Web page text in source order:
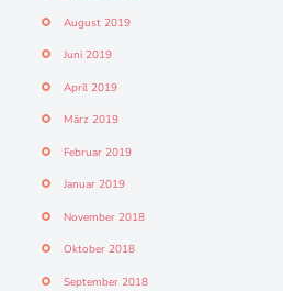
August 2019
Juni 2019
April 2019
März 2019
Februar 2019
Januar 2019
November 2018
Oktober 2018
September 2018